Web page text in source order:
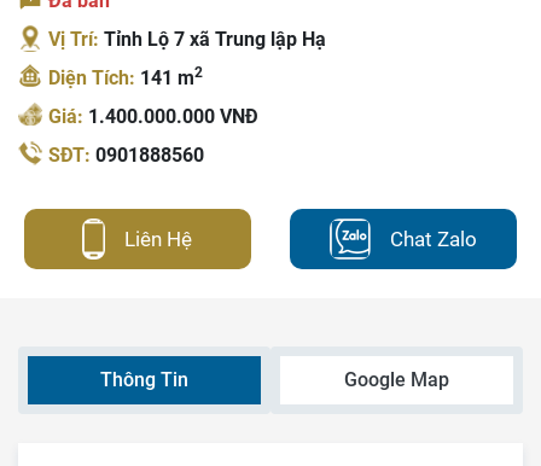
Vị Trí: Tỉnh Lộ 7 xã Trung lập Hạ
Diện Tích: 141 m2
Giá: 1.400.000.000 VNĐ
SĐT: 0901888560
Liên Hệ Chat Zalo
Thông Tin Google Map